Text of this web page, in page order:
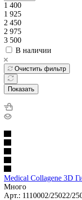
1 400
1 925
2 450
2 975
3 500
В наличии
Очистить фильтр
Показать
Medical Collagene 3D
Много
Арт.: 1110002/25022/